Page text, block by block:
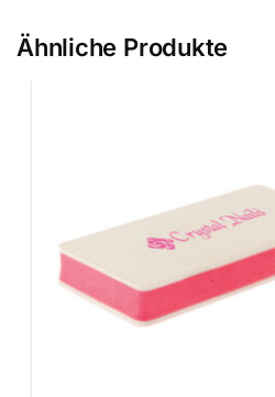
Ähnliche Produkte